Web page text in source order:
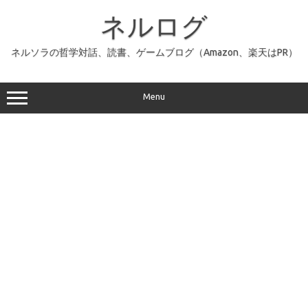
ッ
プ
ネルログ
ネルソラの哲学対話、読書、ゲームブログ（Amazon、楽天はPR）
Menu